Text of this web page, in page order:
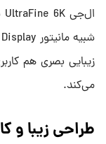
زیبایی بصری هم
می‌کند.
طراحی زیبا و